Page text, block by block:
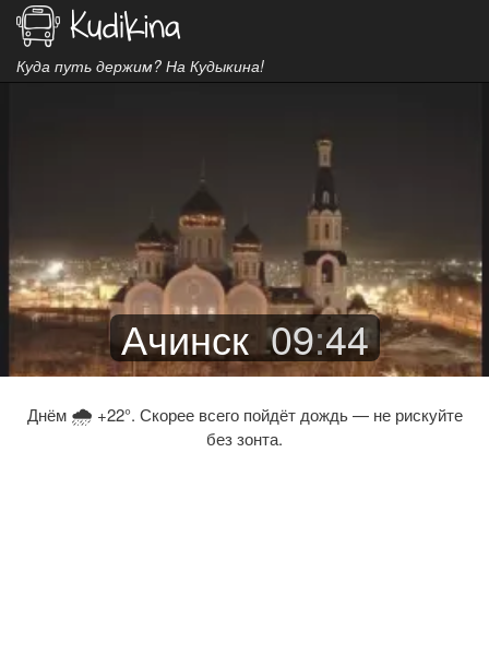
Куда путь держим? На Кудыкина!
Ачинск 09:44
Днём 🌧 +22°. Скорее всего пойдёт дождь — не рискуйте
без зонта.